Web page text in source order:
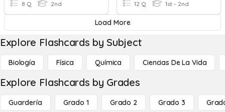
8 Q 2nd 12 Q 1st - 2nd
Load More
Explore Flashcards by Subject
Biología Física Química Ciencias De La Vida
Explore Flashcards by Grades
Guardería Grado 1 Grado 2 Grado 3